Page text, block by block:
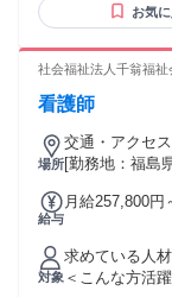
お気
社会福祉法人千翁福
看護師
場所
交通・アクセ
[勤務地：福島
給与
月給257,800
し 【一律手当】 全員に一律で支払われる通勤・皆勤・家族手
当金額：なし
1ヶ月あたり7万3400円 月給257,800
対象
求めている人
＜こんな方活